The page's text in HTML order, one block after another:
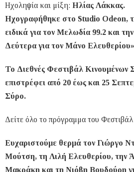
Ηχοληψία και μίξη: Ηλίας Λάκκας.
Ηχογραφήθηκε στο Studio Odeοn,
ειδικά για τον Μελωδία 99.2 και
Δεύτερα για τον Μάνο Ελευθερίου»
Το Διεθνές Φεστιβάλ Κινουμένων
επιστρέφει από 20 έως και 25
Σύρο.
Δείτε όλο το πρόγραμμα του Φεστιβάλ
Ευχαριστούμε θερμά τον Γιώργο
Μούτση, τη Λιλή Ελευθερίου, την
Μακράκη και τη Νιόβη Βουδούρη